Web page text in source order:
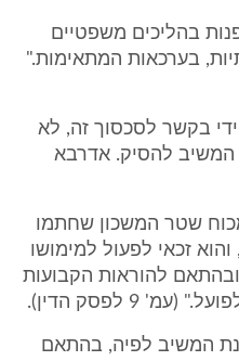
בהליכים משפטיים
בערכאות המתאימות."
בקשר לסכסוך זה, לא
להסיק. אדרבא
שטר המשכון שחתמו
זכאי לפעול למימושו
להוראות הקבועות
המשיב לפיה, בהתאם